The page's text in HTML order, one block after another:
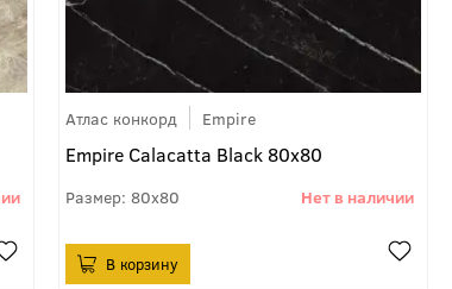
Атлас конкорд Empire
Empire Calacatta Black 80x80
80x80